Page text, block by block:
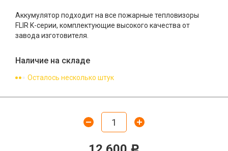
Аккумулятор подходит на все пожарные тепловизоры
FLIR K-серии, комплектующие высокого качества от
завода изготовителя.
Наличие на складе
Осталось несколько штук
Р